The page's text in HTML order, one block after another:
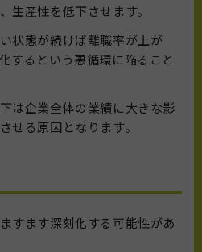
生産性を低下させます。
状態が続けば離職率が上が
するという悪循環に陥ること
は企業全体の業績に大きな影
せる原因となります。
すます深刻化する可能性があ